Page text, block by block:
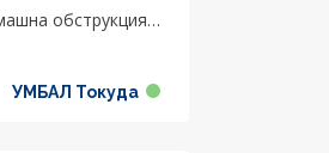
обструкция,
УМБАЛ Токуда